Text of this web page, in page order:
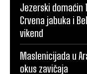
Jezerski domaćin
Crvena jabuka i
vikend
Maslenicijada u
okus zavičaja